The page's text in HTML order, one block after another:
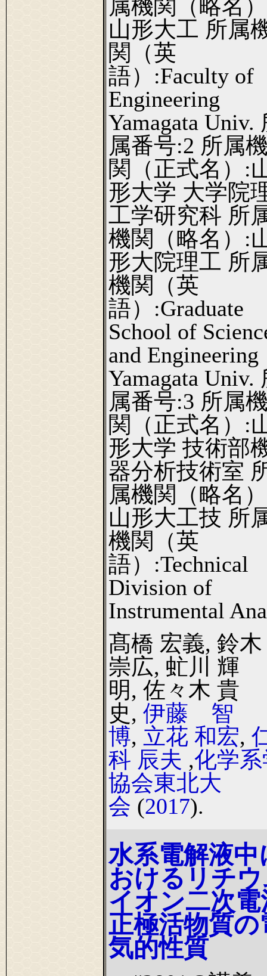
属機関（略名
山形大工 所属
関（英
語）:Faculty of
Engineering
Yamagata Univ.
属番号:2 所属
関（正式名）:
形大学 大学院
工学研究科 所
機関（略名）:
形大院理工 所
機関（英
語）:Graduate
School of
and Engineering
Yamagata Univ.
属番号:3 所属
関（正式名）:
形大学 技術部
器分析技術室
属機関（略名
山形大工技 所
機関（英
語）:Technical
Division of
Instrumental
髙橋 宏義, 鈴木
崇広, 虻川 輝
明, 佐々木 貴
史, 伊藤 智
博, 立花 和宏,
科 辰夫 ,化学
協会東北大
会 (2017).
水系電解液中
おけるリチ
イオン二次電
正極活物質の
気的性質